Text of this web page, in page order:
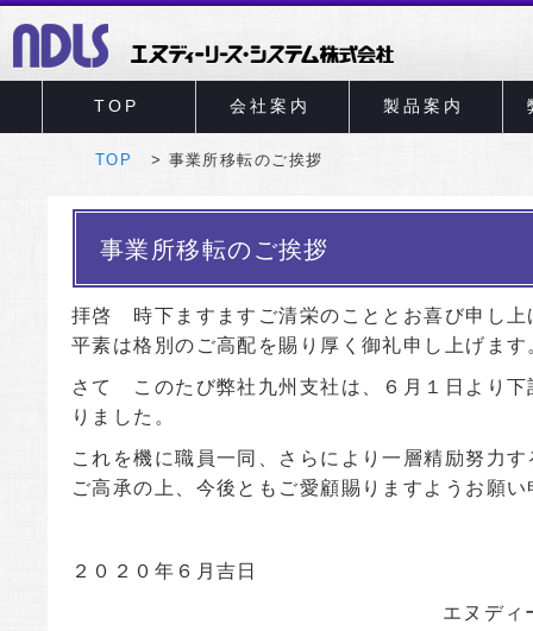
TOP 会社案内 製品案内
TOP 事業所移転のご挨拶
事業所移転のご挨拶
拝啓 時下ますますご清栄のこととお喜び申し上
平素は格別のご高配を賜り厚く御礼申し上げます
さて このたび弊社九州支社は、６月１日より下
りました。
これを機に職員一同、さらにより一層精励努力
ご高承の上、今後ともご愛顧賜りますようお願
２０２０年６月吉日
エヌディ